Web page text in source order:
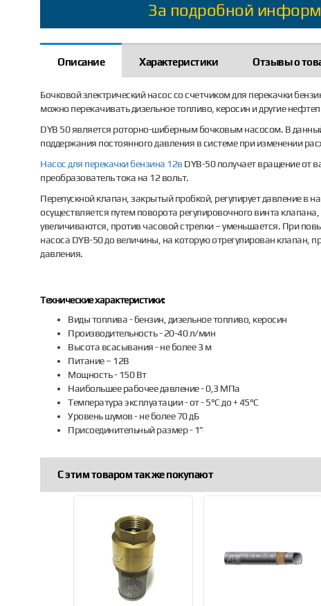
За подробной
Описание Характеристики Отзывы о
Бочковой электрический насос cо счетчиком для перекачки
можно перекачивать дизельное топливо, керосин и другие
DYB 50 является роторно-шиберным бочковым насосом. В
поддержания постоянного давления в системе при изменении
Насос для перекачки бензина 12вDYB-50 получает вращение от
преобразователь тока на 12 вольт.
Перепускной клапан, закрытый пробкой, регулирует давление в
осуществляется путем поворота регулировочного винта
увеличиваются, против часовой стрелки – уменьшается. При
насоса DYB-50 до величины, на которую отрегулирован клапан,
давления.
Технические характеристики:
Виды топлива - бензин, дизельное топливо, керосин
Производительность - 20-40 л/мин
Высота всасывания - не более 3 м
Питание – 12В
Мощность - 150 Вт
Наибольшее рабочее давление - 0,3 МПа
Температура эксплуатации - от - 5°С до + 45°С
Уровень шумов - не более 70 дБ
Присоединительный размер - 1”
С этим товаром так же покупают